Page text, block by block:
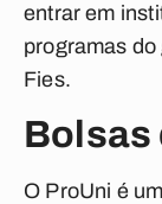
entrar em
programas
Fies.
Bolsas
O ProUni é